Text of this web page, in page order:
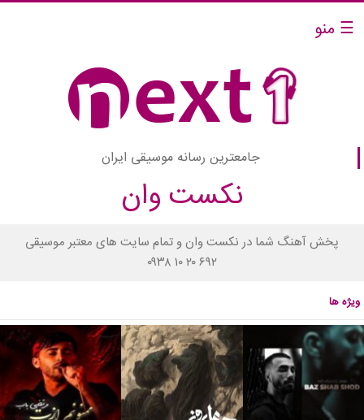
☰ منو
جامعترین رسانه موسیقی ایران
نکست وان
پخش آهنگ شما در نکست وان و تمام سایت های معتبر موسیقی
۰۹۳۸ ۱۰ ۲۰ ۶۹۲
ویژه ها